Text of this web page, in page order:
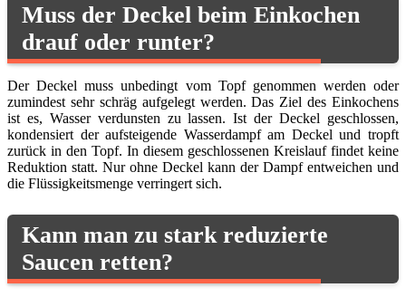
Muss der Deckel beim Einkochen
drauf oder runter?
Der Deckel muss unbedingt vom Topf genommen werden oder
zumindest sehr schräg aufgelegt werden. Das Ziel des Einkochens
ist es, Wasser verdunsten zu lassen. Ist der Deckel geschlossen,
kondensiert der aufsteigende Wasserdampf am Deckel und tropft
zurück in den Topf. In diesem geschlossenen Kreislauf findet keine
Reduktion statt. Nur ohne Deckel kann der Dampf entweichen und
die Flüssigkeitsmenge verringert sich.
Kann man zu stark reduzierte
Saucen retten?